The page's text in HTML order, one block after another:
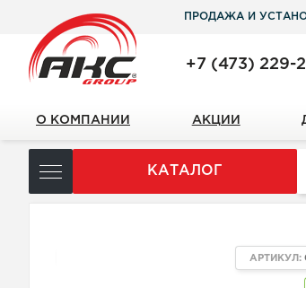
ПРОДАЖА И
+7 (473) 229-
О КОМПАНИИ АКЦИИ
КАТАЛОГ
АРТИКУЛ: